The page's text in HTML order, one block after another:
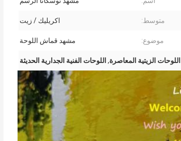
متوسط: اكريليك / زيت
موضوع: مشهد قماش اللوحة
اللوحات الزيتية المعاصرة, اللوحات الفنية الجدارية الحديثة